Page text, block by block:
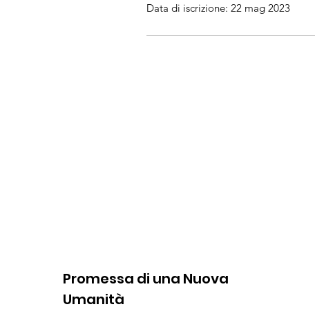
Data di iscrizione: 22 mag 2023
Promessa di una Nuova
Umanità